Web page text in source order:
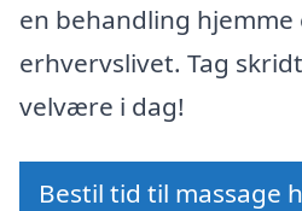
en behandling hjemme
erhvervslivet. Tag
velvære i dag!
Bestil tid til massage